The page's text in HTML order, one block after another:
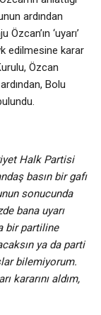
ardından
‘uyarı’
edilmesine karar
Özcan
Bolu
Halk Partisi
basın bir gafı
sonucunda
bana uyarı
bir partiline
ya da parti
bilemiyorum.
kararını aldım,